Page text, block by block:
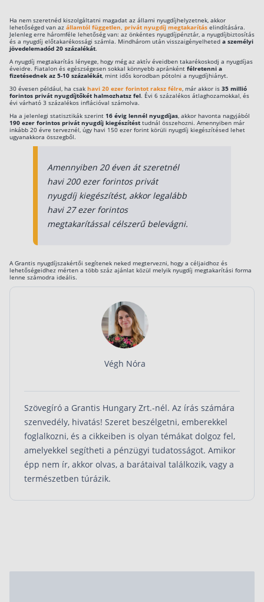
Ha nem szeretnéd kiszolgáltatni magadat az állami nyugdíjhelyzetnek, akkor
lehetőséged van az államtól független, privát nyugdíj megtakarítás elindítására.
Jelenleg erre háromféle lehetőség van: az önkéntes nyugdíjpénztár, a nyugdíjbiztosítás
és a nyugdíj előtakarékossági számla. Mindhárom után visszaigényelheted a személyi
jövedelemadód 20 százalékát.
A nyugdíj megtakarítás lényege, hogy még az aktív éveidben takarékoskodj a nyugdíjas
éveidre. Fiatalon és egészségesen sokkal könnyebb apránként félretenni a
fizetésednek az 5-10 százalékát , mint idős korodban pótolni a nyugdíjhiányt.
30 évesen például, ha csak havi 20 ezer forintot raksz félre , már akkor is 35 millió
forintos privát nyugdíjtőkét halmozhatsz fel. Évi 6 százalékos átlaghozamokkal, és
évi várható 3 százalékos inflációval számolva.
Ha a jelenlegi statisztikák szerint 16 évig lennél nyugdíjas , akkor havonta nagyjából
190 ezer forintos privát nyugdíj kiegészítést tudnál összehozni. Amennyiben már
inkább 20 évre terveznél, úgy havi 150 ezer forint körüli nyugdíj kiegészítésed lehet
ugyanakkora összegből.
Amennyiben 20 éven át szeretnél
havi 200 ezer forintos privát
nyugdíj kiegészítést, akkor legalább
havi 27 ezer forintos
megtakarítással célszerű belevágni.
A Grantis nyugdíjszakértői segítenek neked megtervezni, hogy a céljaidhoz és
lehetőségeidhez mérten a több száz ajánlat közül melyik nyugdíj megtakarítási forma
lenne számodra ideális.
Végh Nóra
Szövegíró a Grantis Hungary Zrt.-nél. Az írás számára
szenvedély, hivatás! Szeret beszélgetni, emberekkel
foglalkozni, és a cikkeiben is olyan témákat dolgoz fel,
amelyekkel segítheti a pénzügyi tudatosságot. Amikor
épp nem ír, akkor olvas, a barátaival találkozik, vagy a
természetben túrázik.